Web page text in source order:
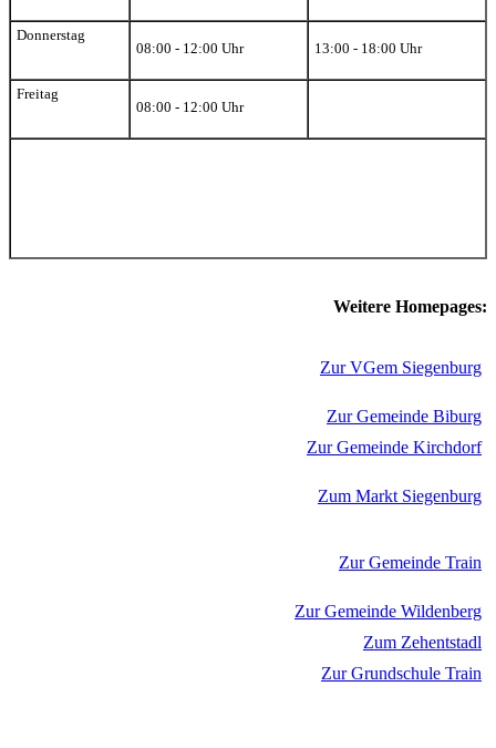
Donnerstag
08:00 - 12:00 Uhr
13:00 - 18:00 Uhr
Freitag
08:00 - 12:00 Uhr
Weitere Homepages:
Zur VGem Siegenburg
Zur Gemeinde Biburg
Zur Gemeinde Kirchdorf
Zum Markt Siegenburg
Zur Gemeinde Train
Zur Gemeinde Wildenberg
Zum Zehentstadl
Zur Grundschule Train